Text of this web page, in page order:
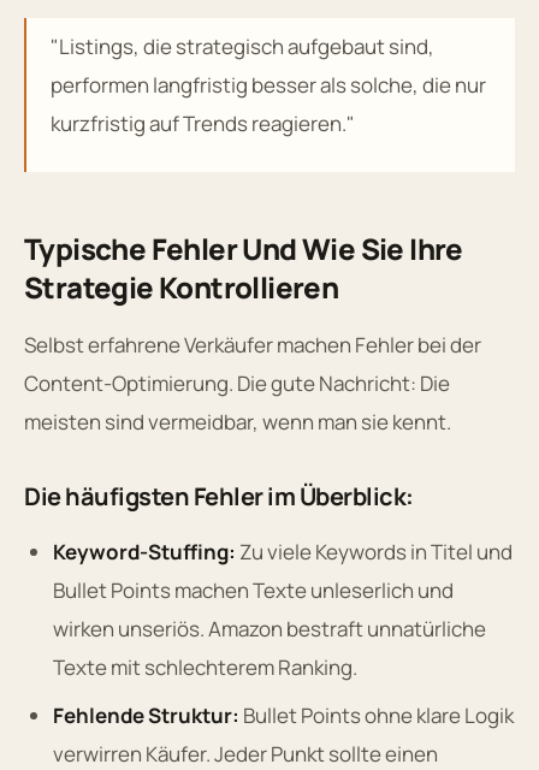
"Listings, die strategisch aufgebaut sind,
performen langfristig besser als solche, die nur
kurzfristig auf Trends reagieren."
Typische Fehler Und Wie Sie Ihre
Strategie Kontrollieren
Selbst erfahrene Verkäufer machen Fehler bei der
Content-Optimierung. Die gute Nachricht: Die
meisten sind vermeidbar, wenn man sie kennt.
Die häufigsten Fehler im Überblick:
Keyword-Stuffing: Zu viele Keywords in Titel und
Bullet Points machen Texte unleserlich und
wirken unseriös. Amazon bestraft unnatürliche
Texte mit schlechterem Ranking.
Fehlende Struktur: Bullet Points ohne klare Logik
verwirren Käufer. Jeder Punkt sollte einen